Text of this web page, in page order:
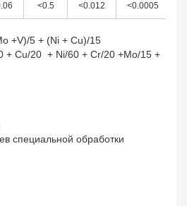
<0.5 <0.012 <0.0005
+V)/5 + (Ni + Cu)/15
+ Cu/20 + Ni/60 + Cr/20 +Mo/15 +
специальной обработки